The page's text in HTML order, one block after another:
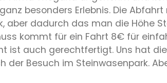
besonders Erlebnis. Die
aber dadurch das man die Höhe
kommt für ein Fahrt 8€ für
ist auch gerechtfertigt. Uns hat
der Besuch im Steinwasenpark.